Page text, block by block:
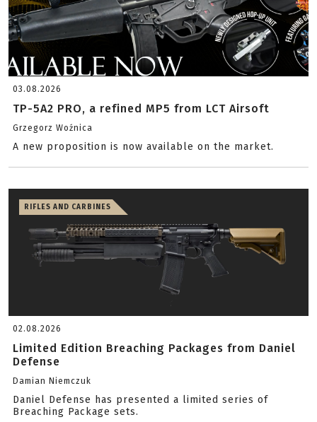
03.08.2026
TP-5A2 PRO, a refined MP5 from LCT Airsoft
Grzegorz Woźnica
A new proposition is now available on the market.
RIFLES AND CARBINES
02.08.2026
Limited Edition Breaching Packages from Daniel
Defense
Damian Niemczuk
Daniel Defense has presented a limited series of
Breaching Package sets.